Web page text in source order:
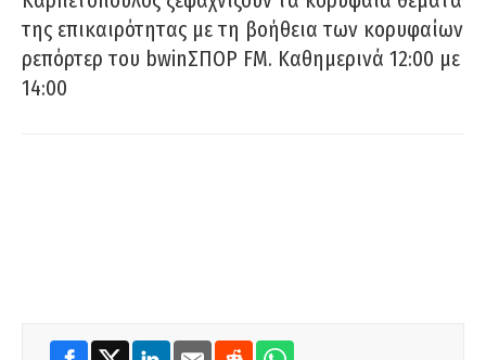
της επικαιρότητας με τη βοήθεια των κορυφαίων
ρεπόρτερ του bwinΣΠΟΡ FM. Καθημερινά 12:00 με
14:00